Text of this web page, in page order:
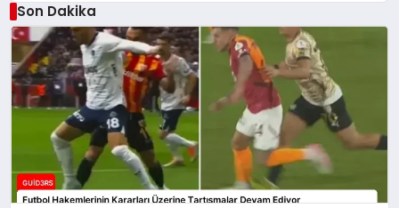
Son Dakika